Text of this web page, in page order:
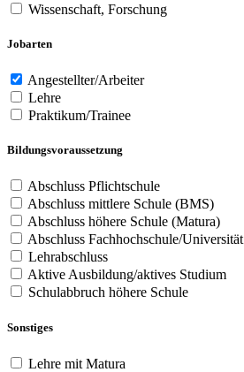
Wissenschaft, Forschung
Jobarten
Angestellter/Arbeiter
Lehre
Praktikum/Trainee
Bildungsvoraussetzung
Abschluss Pflichtschule
Abschluss mittlere Schule (BMS)
Abschluss höhere Schule (Matura)
Abschluss Fachhochschule/Universität
Lehrabschluss
Aktive Ausbildung/aktives Studium
Schulabbruch höhere Schule
Sonstiges
Lehre mit Matura